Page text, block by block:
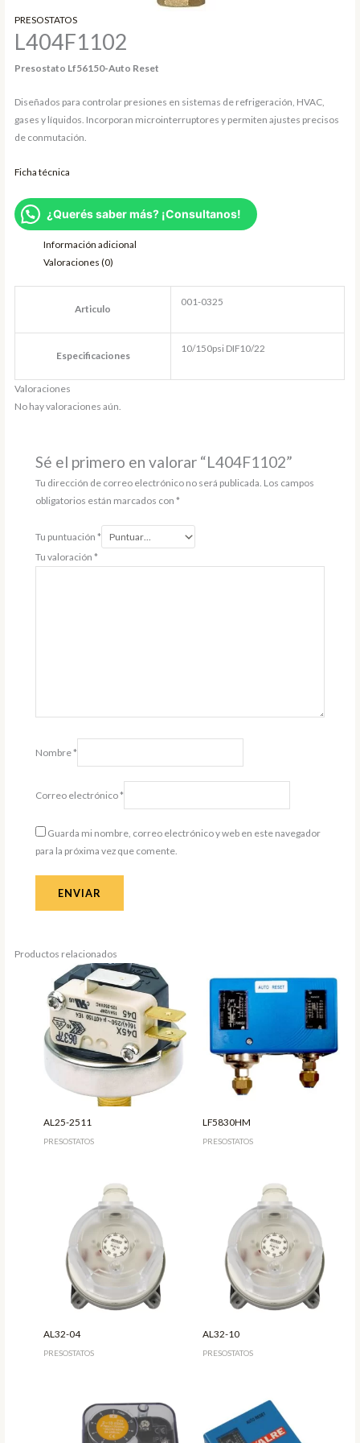
PRESOSTATOS
L404F1102
Presostato Lf56150-Auto Reset
Diseñados para controlar presiones en sistemas de refrigeración, HVAC,
gases y líquidos. Incorporan microinterruptores y permiten ajustes precisos
de conmutación.
Ficha técnica
¿Querés saber más? ¡Consultanos!
Información adicional
Valoraciones (0)
Articulo
001-0325
Especificaciones
10/150psi DIF10/22
Valoraciones
No hay valoraciones aún.
Sé el primero en valorar “L404F1102”
Tu dirección de correo electrónico no será publicada. Los campos
obligatorios están marcados con *
Tu puntuación *
Tu valoración *
Nombre*
Correo electrónico*
Guarda mi nombre, correo electrónico y web en este navegador
para la próxima vez que comente.
Productos relacionados
AL25-2511
PRESOSTATOS
LF5830HM
PRESOSTATOS
AL32-04
PRESOSTATOS
AL32-10
PRESOSTATOS